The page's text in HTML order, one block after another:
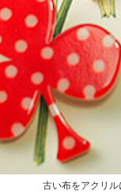
古い布をアクリ